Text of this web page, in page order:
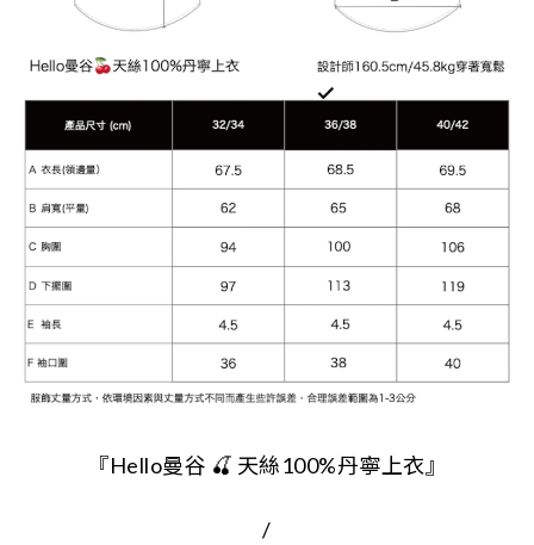
『Hello曼谷 🍒 天絲100%丹寧上衣』
/